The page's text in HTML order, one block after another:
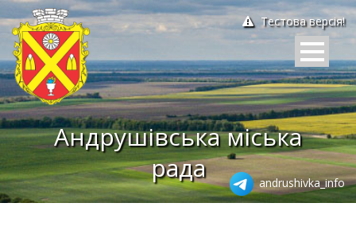
Тестова версія!
Андрушівська міська
рада
andrushivka_info